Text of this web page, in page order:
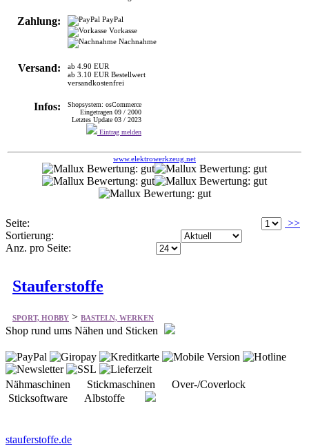
Zahlung:
PayPal
Vorkasse
Nachnahme
Versand:
ab 4.90 EUR
ab 3.10 EUR Bestellwert
versandkostenfrei
Infos:
Shopsystem: osCommerce
Eingetragen 09 / 2000
Letztes Update 03 / 2023
Eintrag melden
www.elektrowerkzeug.net
Seite:
>>
Sortierung:
Anz. pro Seite:
Stauferstoffe
SPORT, HOBBY > BASTELN, WERKEN
Shop rund ums Nähen und Sticken
Nähmaschinen Stickmaschinen Over-/Coverlock
Sticksoftware Albstoffe
stauferstoffe.de